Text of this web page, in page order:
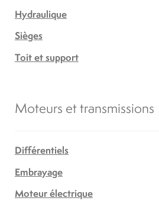
Hydraulique
Sièges
Toit et support
Moteurs et transmissions
Différentiels
Embrayage
Moteur électrique